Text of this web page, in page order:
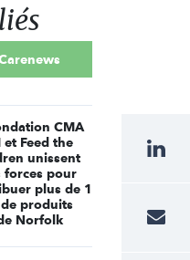
CMA
et Feed the
unissent
forces pour
plus de 1
produits
Norfolk